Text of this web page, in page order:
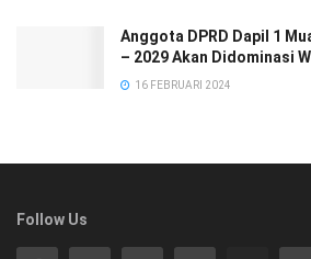
Anggota DPRD Dapil 1
– 2029 Akan Didominasi
16 FEBRUARI 2024
Follow Us